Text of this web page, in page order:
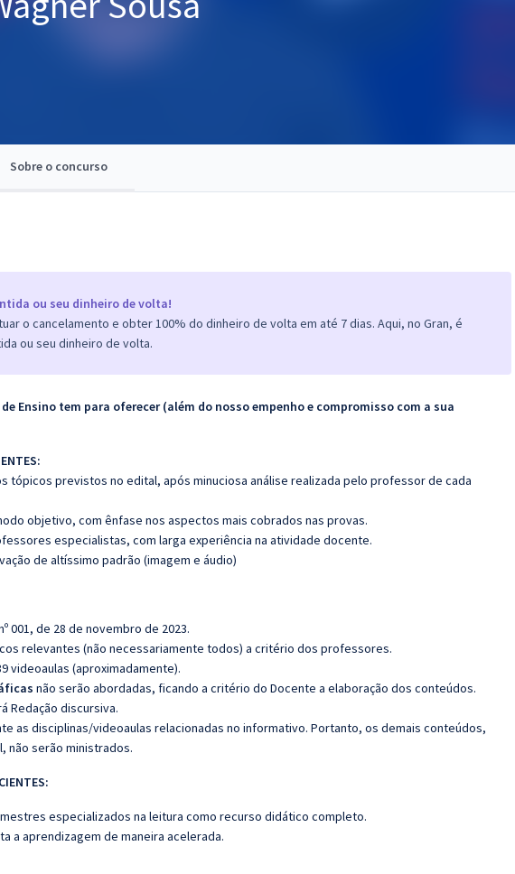
Sobre o concurso
ou seu dinheiro de volta!
o cancelamento e obter 100% do dinheiro de volta em até 7 dias. Aqui, no Gran, é
ou seu dinheiro de volta.
Ensino tem para oferecer (além do nosso empenho e compromisso com a sua
tópicos previstos no edital, após minuciosa análise realizada pelo professor de cada
objetivo, com ênfase nos aspectos mais cobrados nas provas.
especialistas, com larga experiência na atividade docente.
de altíssimo padrão (imagem e áudio)
001, de 28 de novembro de 2023.
relevantes (não necessariamente todos) a critério dos professores.
videoaulas (aproximadamente).
não serão abordadas, ficando a critério do Docente a elaboração dos conteúdos.
Redação discursiva.
as disciplinas/videoaulas relacionadas no informativo. Portanto, os demais conteúdos,
não serão ministrados.
especializados na leitura como recurso didático completo.
a aprendizagem de maneira acelerada.